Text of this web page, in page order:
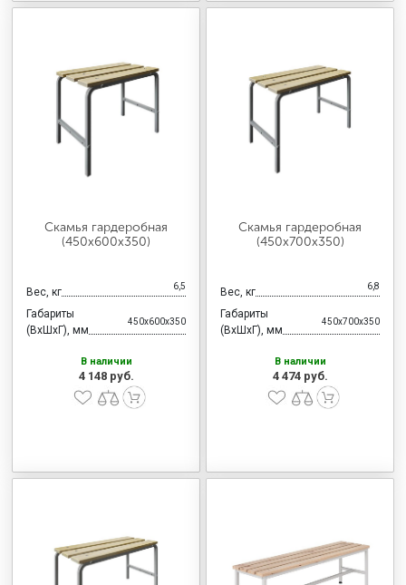
Скамья гардеробная
(450x600x350)
Вес, кг 6,5
Габариты
(ВхШхГ), мм
450x600x350
В наличии
4 148 руб.
Скамья гардеробная
(450x700x350)
Вес, кг 6,8
Габариты
(ВхШхГ), мм
450x700x350
В наличии
4 474 руб.